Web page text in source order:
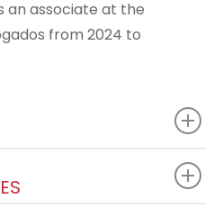
an associate at the
from 2024 to